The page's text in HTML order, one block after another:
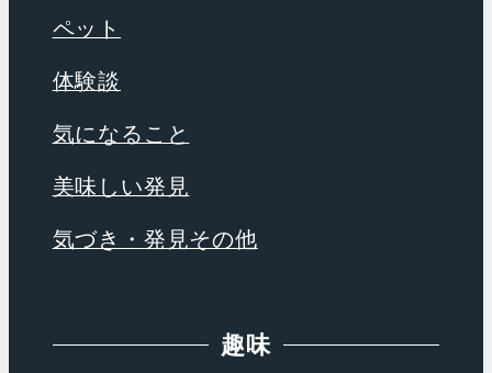
ペット
体験談
気になること
美味しい発見
気づき・発見その他
趣味